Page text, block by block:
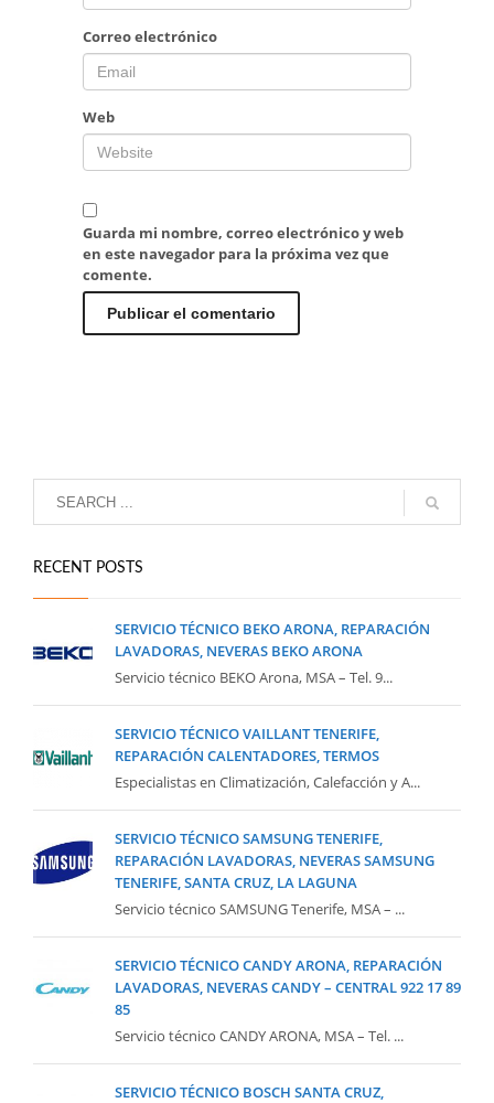
Correo electrónico
Web
Guarda mi nombre, correo electrónico y web
en este navegador para la próxima vez que
comente.
RECENT POSTS
SERVICIO TÉCNICO BEKO ARONA, REPARACIÓN
LAVADORAS, NEVERAS BEKO ARONA
Servicio técnico BEKO Arona, MSA – Tel. 9...
SERVICIO TÉCNICO VAILLANT TENERIFE,
REPARACIÓN CALENTADORES, TERMOS
Especialistas en Climatización, Calefacción y A...
SERVICIO TÉCNICO SAMSUNG TENERIFE,
REPARACIÓN LAVADORAS, NEVERAS SAMSUNG
TENERIFE, SANTA CRUZ, LA LAGUNA
Servicio técnico SAMSUNG Tenerife, MSA – ...
SERVICIO TÉCNICO CANDY ARONA, REPARACIÓN
LAVADORAS, NEVERAS CANDY – CENTRAL 922 17 89
85
Servicio técnico CANDY ARONA, MSA – Tel. ...
SERVICIO TÉCNICO BOSCH SANTA CRUZ,